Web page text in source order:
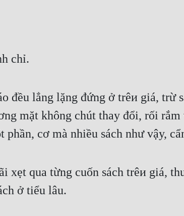
chỉ.
đều lẳng lặng đứng ở trêи giá, trừ
mặt không chút thay đổi, rối rắm
cơ mà nhiều sách như vậy,
xẹt qua từng cuốn sách trêи giá,
ở tiểu lâu.